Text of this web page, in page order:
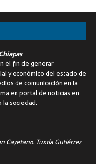
el fin de generar
y económico del estado de
de comunicación en la
en portal de noticias en
sociedad.
Cayetano, Tuxtla Gutiérrez